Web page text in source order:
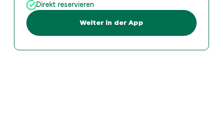
Direkt reservieren
Weiter in der App